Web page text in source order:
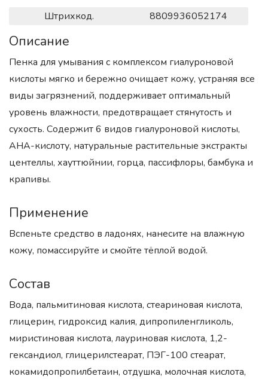
Штрихкод. 8809936052174
Описание
Пенка для умывания с комплексом гиалуроновой
кислоты мягко и бережно очищает кожу, устраняя все
виды загрязнений, поддерживает оптимальный
уровень влажности, предотвращает стянутость и
сухость. Содержит 6 видов гиалуроновой кислоты,
AHA-кислоту, натуральные растительные экстракты
центеллы, хауттюйнии, горца, пассифлоры, бамбука и
крапивы.
Применение
Вспеньте средство в ладонях, нанесите на влажную
кожу, помассируйте и смойте тёплой водой.
Состав
Вода, пальмитиновая кислота, стеариновая кислота,
глицерин, гидроксид калия, дипропиленгликоль,
миристиновая кислота, лауриновая кислота, 1,2-
гександиол, глицерилстеарат, ПЭГ-100 стеарат,
кокамидопропилбетаин, отдушка, молочная кислота,